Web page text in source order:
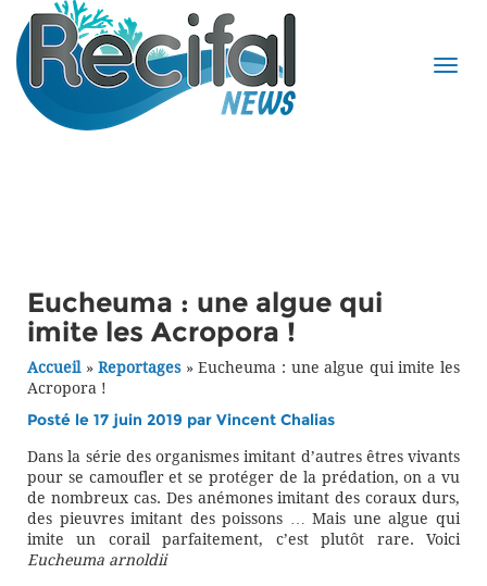
Eucheuma : une algue qui
imite les Acropora !
Accueil»Reportages»Eucheuma : une algue qui imite les
Acropora !
Posté le 17 juin 2019 par Vincent Chalias
Dans la série des organismes imitant d’autres êtres vivants
pour se camoufler et se protéger de la prédation, on a vu
de nombreux cas. Des anémones imitant des coraux durs,
des pieuvres imitant des poissons … Mais une algue qui
imite un corail parfaitement, c’est plutôt rare. Voici
Eucheuma arnoldii